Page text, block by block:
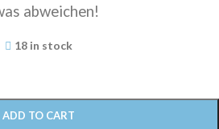
abweichen!
18 in stock
ADD TO CART